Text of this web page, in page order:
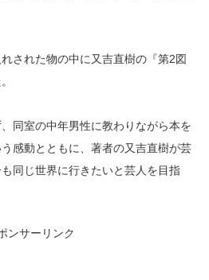
された物の中に又吉直樹の『第2図
同室の中年男性に教わりながら本を
感動とともに、著者の又吉直樹が芸
同じ世界に行きたいと芸人を目指
ンサーリンク